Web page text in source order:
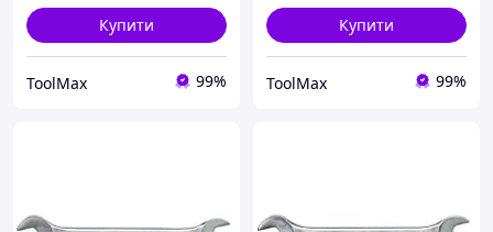
Купити
ToolMax 99%
Купити
ToolMax 99%